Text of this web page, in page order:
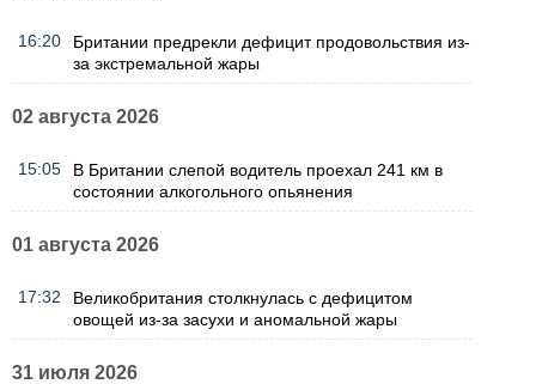
16:20
Британии предрекли дефицит продовольствия из-
за экстремальной жары
02 августа 2026
15:05
В Британии слепой водитель проехал 241 км в
состоянии алкогольного опьянения
01 августа 2026
17:32
Великобритания столкнулась с дефицитом
овощей из-за засухи и аномальной жары
31 июля 2026